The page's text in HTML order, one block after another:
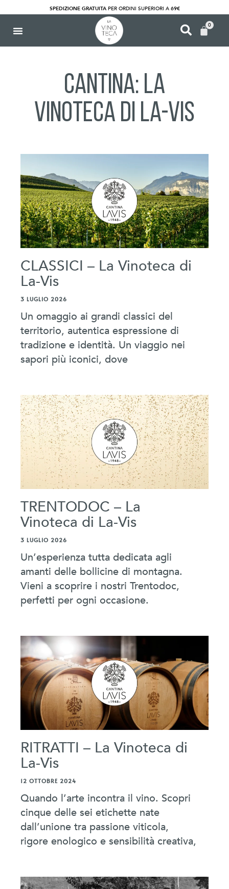
SPEDIZIONE GRATUITAPER ORDINI SUPERIORI A 69€
0
Cantina: La
Vinoteca di La-Vis
CLASSICI – La Vinoteca di
La-Vis
3 LUGLIO 2026
Un omaggio ai grandi classici del
territorio, autentica espressione di
tradizione e identità. Un viaggio nei
sapori più iconici, dove
TRENTODOC – La
Vinoteca di La-Vis
3 LUGLIO 2026
Un’esperienza tutta dedicata agli
amanti delle bollicine di montagna.
Vieni a scoprire i nostri Trentodoc,
perfetti per ogni occasione.
RITRATTI – La Vinoteca di
La-Vis
12 OTTOBRE 2024
Quando l’arte incontra il vino. Scopri
cinque delle sei etichette nate
dall’unione tra passione viticola,
rigore enologico e sensibilità creativa,